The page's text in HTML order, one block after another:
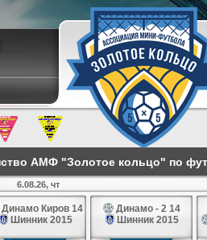
АМФ "Золотое кольцо" по
6.08.26, чт
Киров 14
Шинник 2015
Динамо - 2 14
Шинник 2015